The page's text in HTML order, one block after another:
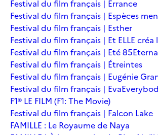
Festival du film français | Errance
Festival du film français | Espèces
Festival du film français | Esther
Festival du film français | Et ELLE créa
Festival du film français | Eté 85
Festival du film français | Étreintes
Festival du film français | Eugénie
Festival du film français | Eva
F1® LE FILM (F1: The Movie)
Festival du film français | Falcon Lake
FAMILLE : Le Royaume de Naya